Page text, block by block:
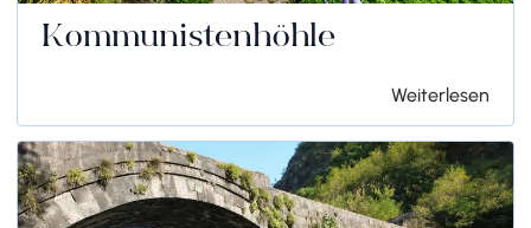
Kommunistenhöhle
Weiterlesen